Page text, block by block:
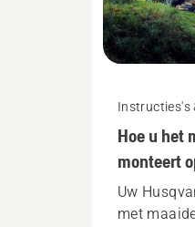
Instructies's
Hoe u het
monteert
maaidek
Uw
met